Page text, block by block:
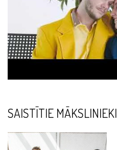
SAISTĪTIE MĀKSLINIEKI